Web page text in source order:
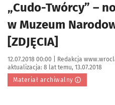
„Cudo-Twórcy” –
w Muzeum
[ZDJĘCIA]
Data publikacji:
12.07.2018 00:00 | Autor:
Redakcja
aktualizacja: 8 lat temu, 13.07.2018
Materiał archiwalny